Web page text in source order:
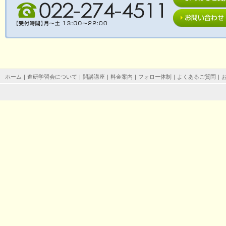
ホーム | 進研学習会について | 開講講座 | 料金案内 | フォロー体制 | よくあるご質問 |